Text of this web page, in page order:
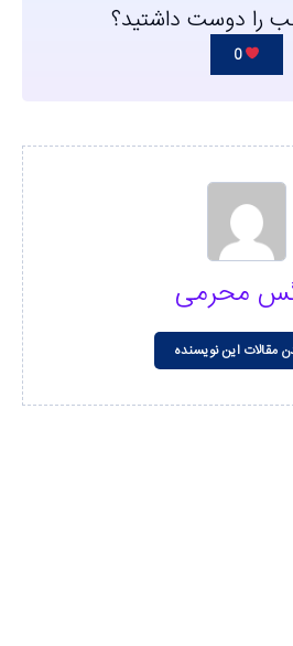
را دوست داشتید؟
0
محرمی
مقالات این نویسنده